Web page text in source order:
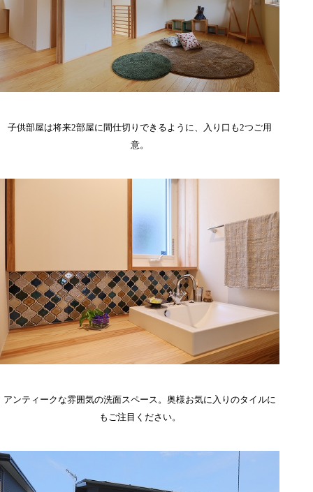
子供部屋は将来2部屋に間仕切りできるように、入り口も2つご用
意。
アンティークな雰囲気の洗面スペース。奥様お気に入りのタイルに
もご注目ください。